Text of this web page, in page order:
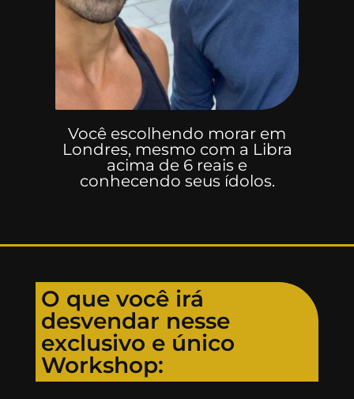
Você escolhendo morar em
Londres, mesmo com a Libra
acima de 6 reais e
conhecendo seus ídolos.
O que você irá
desvendar nesse
exclusivo e único
Workshop: